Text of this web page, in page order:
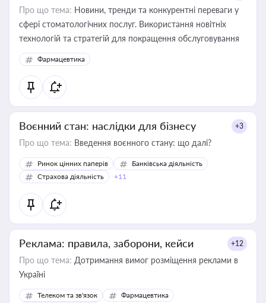
Про що тема: Новини, тренди та конкурентні переваги у
сфері стоматологічних послуг. Використання новітніх
технологій та стратегій для покращення обслуговування
Фармацевтика
Воєнний стан: наслідки для бізнесу +3
Про що тема: Введення воєнного стану: що далі?
Ринок цінних паперів
Банківська діяльність
Страхова діяльність
+11
Реклама: правила, заборони, кейси +12
Про що тема: Дотримання вимог розміщення реклами в
Україні
Телеком та зв'язок
Фармацевтика